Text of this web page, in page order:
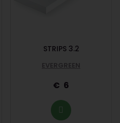
STRIPS 3.2
EVERGREEN
6